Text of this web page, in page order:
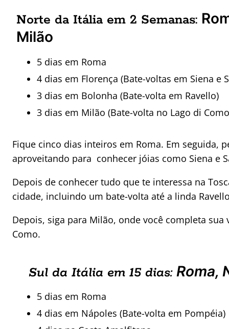
Norte da Itália em 2 Semanas:
Milão
5 dias em Roma
4 dias em Florença (Bate-voltas em Siena e
3 dias em Bolonha (Bate-volta em Ravello)
3 dias em Milão (Bate-volta no Lago di
Fique cinco dias inteiros em Roma. Em seguida,
aproveitando para conhecer jóias como Siena e
Depois de conhecer tudo que te interessa na
cidade, incluindo um bate-volta até a linda
Depois, siga para Milão, onde você completa
Como.
Sul da Itália em 15 dias: Roma,
5 dias em Roma
4 dias em Nápoles (Bate-volta em Pompéia)